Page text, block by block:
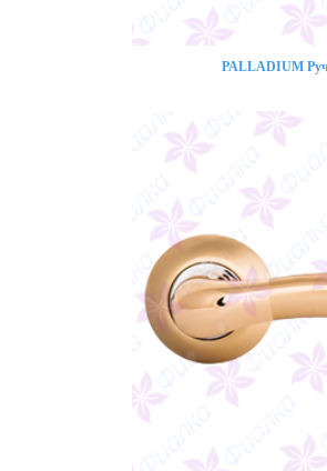
PALLADIUM